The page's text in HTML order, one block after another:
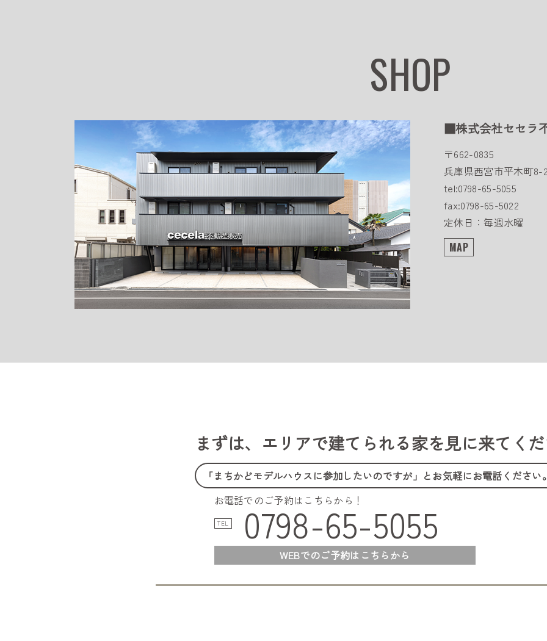
SHOP
■株式会社セセラ
〒662-0835
兵庫県西宮市平木町8-
tel:0798-65-5055
fax:0798-65-5022
定休日：毎週水曜
MAP
まずは、エリアで建てられる家を見に来てくだ
「まちかどモデルハウスに参加したいのですが」 とお気軽にお電話ください。
お電話でのご予約はこちらから！
TEL 0798-65-5055
WEBでのご予約はこちらから